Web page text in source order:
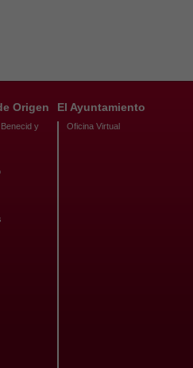
Origen
y
El Ayuntamiento
Oficina Virtual